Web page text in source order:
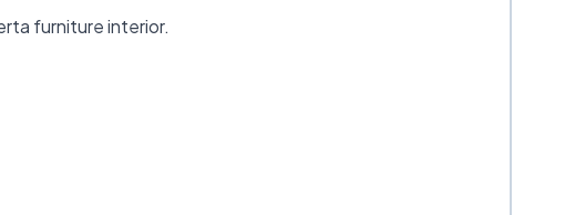
furniture interior.